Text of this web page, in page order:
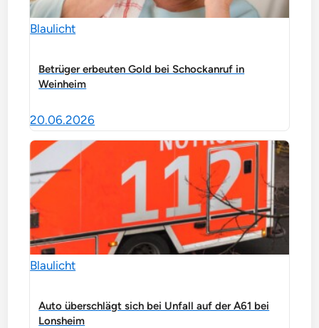
Blaulicht
Betrüger erbeuten Gold bei Schockanruf in
Weinheim
20.06.2026
Blaulicht
Auto überschlägt sich bei Unfall auf der A61 bei
Lonsheim